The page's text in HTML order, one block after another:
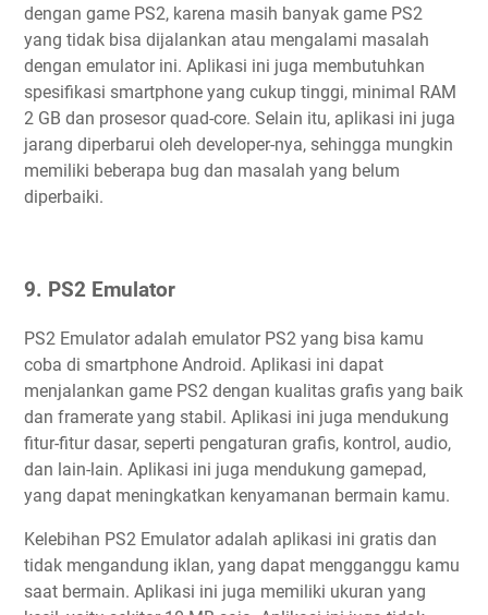
dengan game PS2, karena masih banyak game PS2
yang tidak bisa dijalankan atau mengalami masalah
dengan emulator ini. Aplikasi ini juga membutuhkan
spesifikasi smartphone yang cukup tinggi, minimal RAM
2 GB dan prosesor quad-core. Selain itu, aplikasi ini juga
jarang diperbarui oleh developer-nya, sehingga mungkin
memiliki beberapa bug dan masalah yang belum
diperbaiki.
9. PS2 Emulator
PS2 Emulator adalah emulator PS2 yang bisa kamu
coba di smartphone Android. Aplikasi ini dapat
menjalankan game PS2 dengan kualitas grafis yang baik
dan framerate yang stabil. Aplikasi ini juga mendukung
fitur-fitur dasar, seperti pengaturan grafis, kontrol, audio,
dan lain-lain. Aplikasi ini juga mendukung gamepad,
yang dapat meningkatkan kenyamanan bermain kamu.
Kelebihan PS2 Emulator adalah aplikasi ini gratis dan
tidak mengandung iklan, yang dapat mengganggu kamu
saat bermain. Aplikasi ini juga memiliki ukuran yang